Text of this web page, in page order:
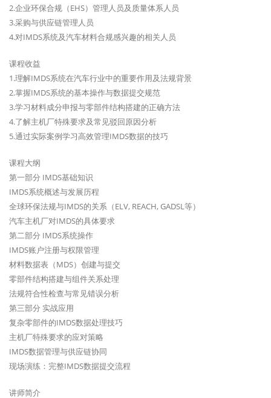
2.企业环保合规（EHS）管理人员及质量体系人员
3.采购与供应链管理人员
4.对IMDS系统及汽车材料合规感兴趣的相关人员
课程收益
1.理解IMDS系统在汽车行业中的重要作用及法规背景
2.掌握IMDS系统的基本操作与数据提交规范
3.学习材料成分申报与零部件结构搭建的正确方法
4.了解主机厂特殊要求及常见驳回原因分析
5.通过实际案例学习高效管理IMDS数据的技巧
课程大纲
第一部分 IMDS基础知识
IMDS系统概述与发展历程
全球环保法规与IMDS的关系（ELV, REACH, GADSL等）
汽车主机厂对IMDS的具体要求
第二部分 IMDS系统操作
IMDS账户注册与权限管理
材料数据表（MDS）创建与提交
零部件结构搭建与组件关系处理
法规符合性检查与常见错误分析
第三部分 实战应用
复杂零部件的IMDS数据处理技巧
主机厂特殊要求的应对策略
IMDS数据管理与供应链协同
现场演练：完整IMDS数据提交流程
讲师简介